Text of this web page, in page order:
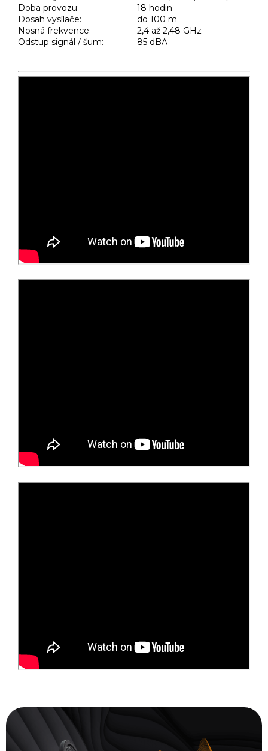
Doba provozu:
18 hodin
Dosah vysílače:
do 100 m
Nosná frekvence:
2,4 až 2,48 GHz
Odstup signál / šum:
85 dBA